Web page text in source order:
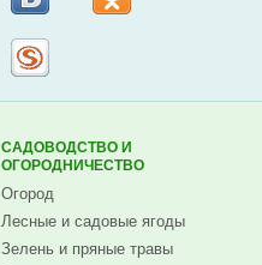
САДОВОДСТВО И
ОГОРОДНИЧЕСТВО
Огород
Лесные и садовые ягоды
Зелень и пряные травы